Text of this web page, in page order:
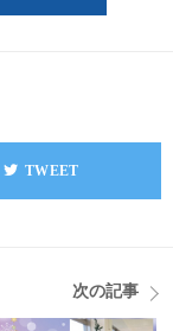
TWEET
次の記事